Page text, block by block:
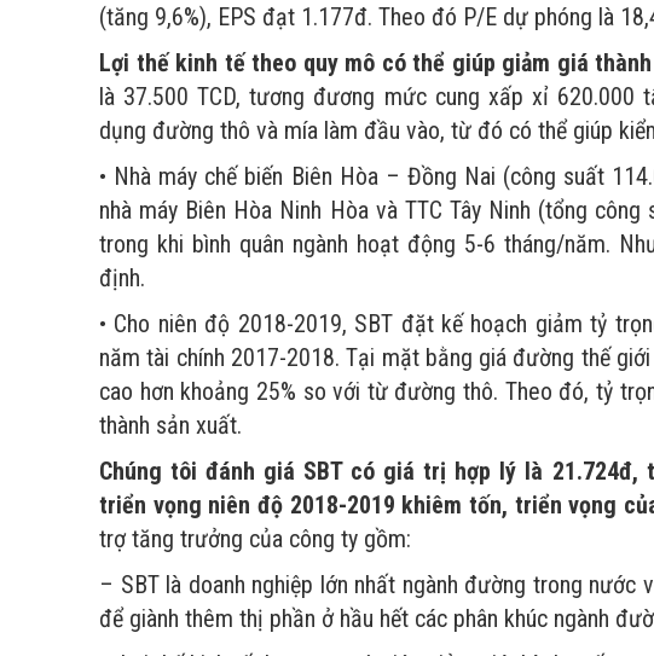
(tăng 9,6%), EPS đạt 1.177đ. Theo đó P/E dự phóng là
Lợi thế kinh tế theo quy mô có thể giúp giảm giá thành
là 37.500 TCD, tương đương mức cung xấp xỉ
dụng đường thô và mía làm đầu vào, từ đó có thể giúp
• Nhà máy chế biến Biên Hòa – Đồng Nai (công suất
nhà máy Biên Hòa Ninh Hòa và TTC Tây Ninh (tổng
trong khi bình quân ngành hoạt động 5-6 tháng/năm.
định.
• Cho niên độ 2018-2019, SBT đặt kế hoạch giảm tỷ
năm tài chính 2017-2018. Tại mặt bằng giá đường thế
cao hơn khoảng 25% so với từ đường thô. Theo đó, tỷ
thành sản xuất.
Chúng tôi đánh giá SBT có giá trị hợp lý là 21.724đ,
triển vọng niên độ 2018-2019 khiêm tốn, triển vọng
trợ tăng trưởng của công ty gồm:
– SBT là doanh nghiệp lớn nhất ngành đường trong nước
để giành thêm thị phần ở hầu hết các phân khúc ngành